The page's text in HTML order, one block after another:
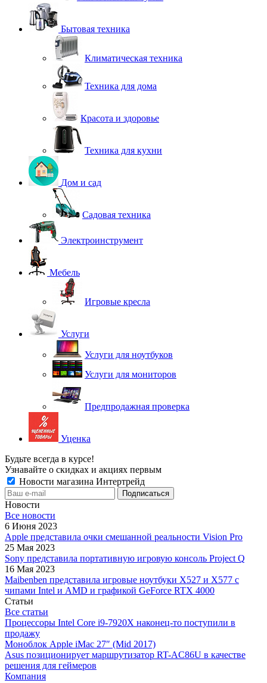
Бытовая техника
Климатическая техника
Техника для дома
Красота и здоровье
Техника для кухни
Дом и сад
Садовая техника
Электроинструмент
Мебель
Игровые кресла
Услуги
Услуги для ноутбуков
Услуги для мониторов
Предпродажная проверка
Уценка
Будьте всегда в курсе!
Узнавайте о скидках и акциях первым
Новости магазина Интертрейд
Новости
Все новости
6 Июня 2023
Apple представила очки смешанной реальности Vision Pro
25 Мая 2023
Sony представила портативную игровую консоль Project Q
16 Мая 2023
Maibenben представила игровые ноутбуки X527 и X577 с
чипами Intel и AMD и графикой GeForce RTX 4000
Статьи
Все статьи
Процессоры Intel Core i9-7920X наконец-то поступили в
продажу
Моноблок Apple iMac 27″ (Mid 2017)
Asus позиционирует маршрутизатор RT-AC86U в качестве
решения для геймеров
Компания